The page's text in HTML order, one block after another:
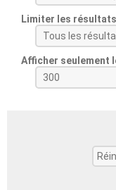
Limiter les
Afficher seulement